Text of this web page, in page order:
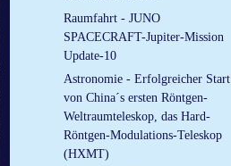
Raumfahrt - JUNO
SPACECRAFT-Jupiter-Mission
Update-10
Astronomie - Erfolgreicher Start
von China´s ersten Röntgen-
Weltraumteleskop, das Hard-
Röntgen-Modulations-Teleskop
(HXMT)